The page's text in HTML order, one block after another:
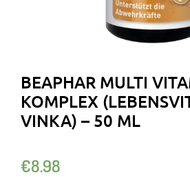
BEAPHAR MULTI
KOMPLEX
VINKA) – 50 ML
€8.98